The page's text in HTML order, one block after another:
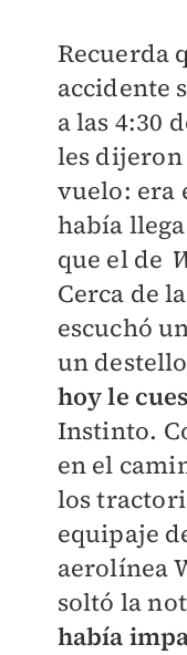
Recuerda
accidente
a las 4:30
les
vuelo: era
había
que el de
Cerca de
escuchó
un
hoy le
Instinto.
en el
los
equipaje
aerolínea
soltó la
había